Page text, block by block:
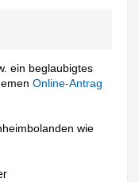
ein beglaubigtes
Online-Antrag
wie